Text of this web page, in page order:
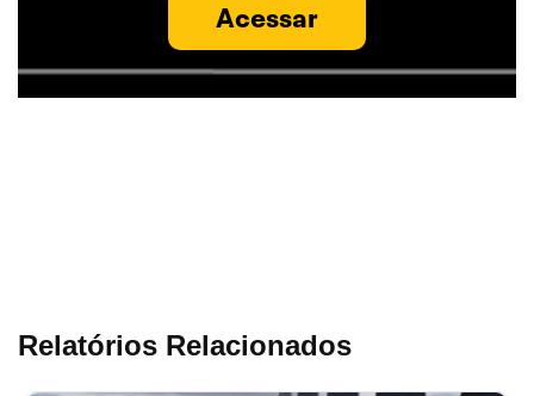
Acessar
Relatórios Relacionados